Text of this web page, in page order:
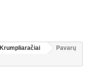
Krumpliaračiai
Pavarų